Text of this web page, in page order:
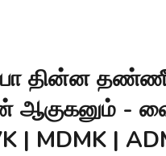
தின்ன
ஆகுகனும் -
| MDMK |